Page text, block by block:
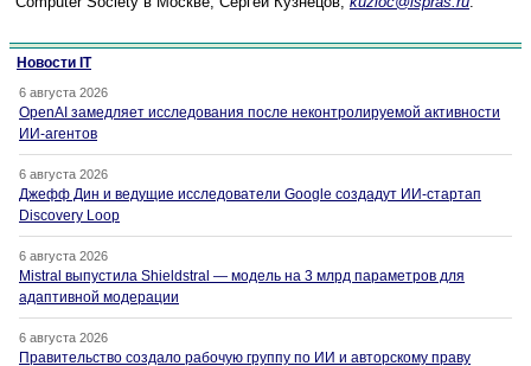
Новости IT
6 августа 2026
OpenAI замедляет исследования после неконтролируемой активности
ИИ-агентов
6 августа 2026
Джефф Дин и ведущие исследователи Google создадут ИИ-стартап
Discovery Loop
6 августа 2026
Mistral выпустила Shieldstral — модель на 3 млрд параметров для
адаптивной модерации
6 августа 2026
Правительство создало рабочую группу по ИИ и авторскому праву